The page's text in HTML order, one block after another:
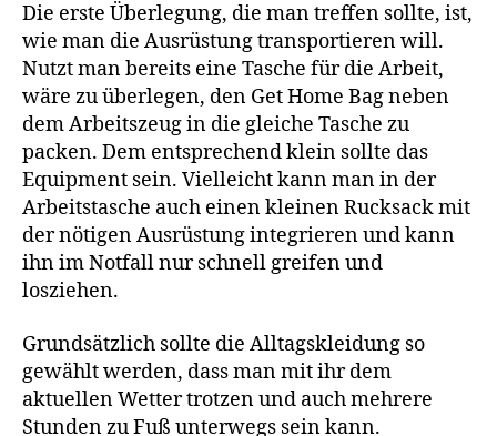
Die erste Überlegung, die man treffen sollte, ist,
wie man die Ausrüstung transportieren will.
Nutzt man bereits eine Tasche für die Arbeit,
wäre zu überlegen, den Get Home Bag neben
dem Arbeitszeug in die gleiche Tasche zu
packen. Dem entsprechend klein sollte das
Equipment sein. Vielleicht kann man in der
Arbeitstasche auch einen kleinen Rucksack mit
der nötigen Ausrüstung integrieren und kann
ihn im Notfall nur schnell greifen und
losziehen.
Grundsätzlich sollte die Alltagskleidung so
gewählt werden, dass man mit ihr dem
aktuellen Wetter trotzen und auch mehrere
Stunden zu Fuß unterwegs sein kann.